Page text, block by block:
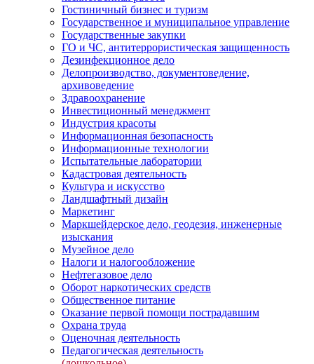
Гостиничный бизнес и туризм
Государственное и муниципальное управление
Государственные закупки
ГО и ЧС, антитеррористическая защищенность
Дезинфекционное дело
Делопроизводство, документоведение,
архивоведение
Здравоохранение
Инвестиционный менеджмент
Индустрия красоты
Информационная безопасность
Информационные технологии
Испытательные лаборатории
Кадастровая деятельность
Культура и искусство
Ландшафтный дизайн
Маркетинг
Маркшейдерское дело, геодезия, инженерные
изыскания
Музейное дело
Налоги и налогообложение
Нефтегазовое дело
Оборот наркотических средств
Общественное питание
Оказание первой помощи пострадавшим
Охрана труда
Оценочная деятельность
Педагогическая деятельность